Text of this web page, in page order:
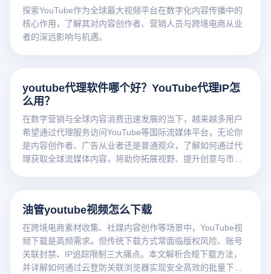
探索YouTube作为全球最大视频平台在数字化内容传播中的
核心作用，了解其对内容创作者、营销人员与跨境电商从业
者的深远影响与机遇。
youtube代理软件哪个好？YouTube代理IP怎
么用？
在数字营销与全球内容消费迅速发展的当下，越来越多用户
希望通过代理服务访问YouTube等国际流媒体平台，无论你
是内容创作者、广告从业者还是普通观众，了解如何通过代
理获取全球流媒体内容，将助你拓展视野、提升创意与市场
油管youtube视频怎么下载
在跨境电商素材收集、社媒内容创作等场景中，YouTube视
频下载是高频需求。但传统下载方式常面临版权风险、账号
关联封禁、IP追踪限制三大痛点。本文解析合规下载方法，
并详解如何通过云登防关联浏览器实现安全高效的批量下载